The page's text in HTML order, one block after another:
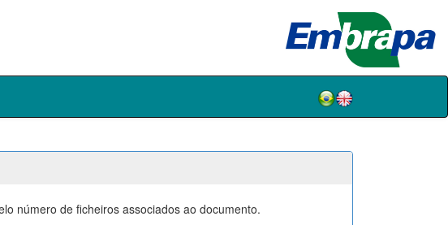
número de ficheiros associados ao documento.